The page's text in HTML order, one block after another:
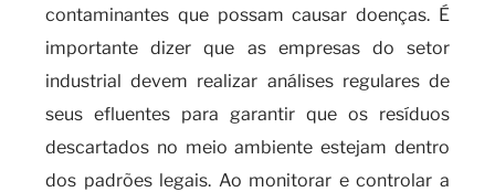
contaminantes que possam causar doenças. É
importante dizer que as empresas do setor
industrial devem realizar análises regulares de
seus efluentes para garantir que os resíduos
descartados no meio ambiente estejam dentro
dos padrões legais. Ao monitorar e controlar a